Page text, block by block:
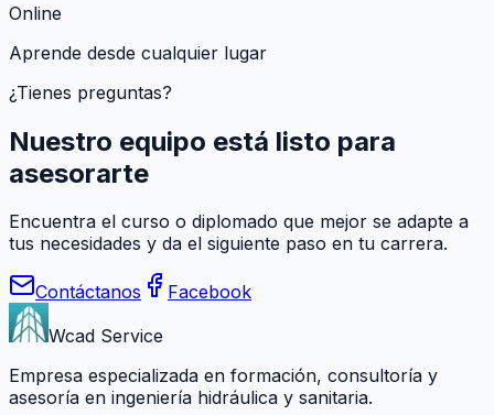
Online
Aprende desde cualquier lugar
¿Tienes preguntas?
Nuestro equipo está listo para
asesorarte
Encuentra el curso o diplomado que mejor se adapte a
tus necesidades y da el siguiente paso en tu carrera.
Contáctanos
Facebook
Wcad Service
Empresa especializada en formación, consultoría y
asesoría en ingeniería hidráulica y sanitaria.